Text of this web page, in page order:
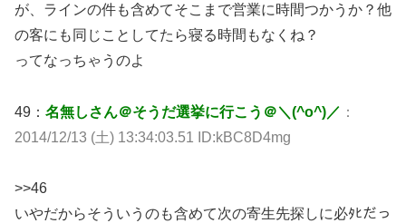
が、ラインの件も含めてそこまで営業に時間つかうか？他
の客にも同じことしてたら寝る時間もなくね？
ってなっちゃうのよ
49： 名無しさん＠そうだ選挙に行こう＠＼(^o^)／ ：
2014/12/13 (土) 13:34:03.51 ID:kBC8D4mg
>>46
いやだからそういうのも含めて次の寄生先探しに必ﾀﾋだっ